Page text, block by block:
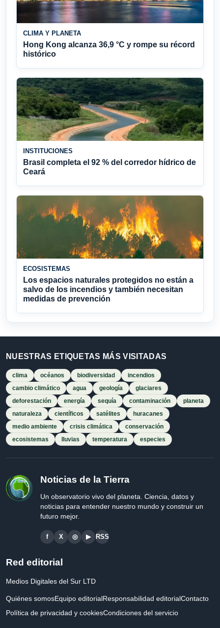
CLIMA Y PLANETA
Hong Kong alcanza 36,9 °C y rompe su récord
histórico
INSTITUCIONES
Brasil completa el 92 % del corredor hídrico de
Ceará
ECOSISTEMAS
Los espacios naturales protegidos no están a
salvo de los incendios y también necesitan
medidas de prevención
NUESTRAS ETIQUETAS MÁS VISITADAS
clima océanos biodiversidad
incendios
cambio climático
agua geología
glaciares
deforestación
energía sequía contaminación
planeta
naturaleza
científicos satélites
huracanes
medio ambiente
crisis climática
conservación
ecosistemas
lluvias temperatura especies
Noticias de la Tierra
Un observatorio vivo del planeta. Ciencia, datos y
noticias para entender nuestro mundo y construir un
futuro mejor.
f X ◎ ▶ RSS
Red editorial
Medios Digitales del Sur LTD
Quiénes somosEquipo editorialResponsabilidad editorialContacto
Política de privacidad y cookiesCondiciones del servicio